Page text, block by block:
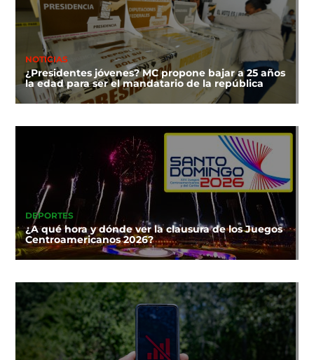
NOTICIAS
¿Presidentes jóvenes? MC propone bajar a 25 años
la edad para ser el mandatario de la república
DEPORTES
¿A qué hora y dónde ver la clausura de los Juegos
Centroamericanos 2026?